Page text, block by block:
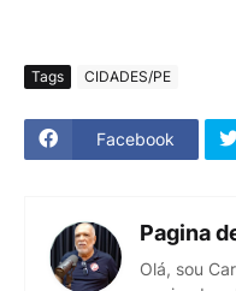
Tags CIDADES/PE
Facebook
Pagina
Olá, sou